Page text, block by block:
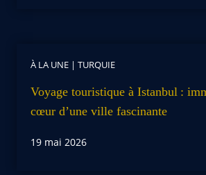
À LA UNE | TURQUIE
Voyage touristique à Istanbul :
cœur d’une ville fascinante
19 mai 2026